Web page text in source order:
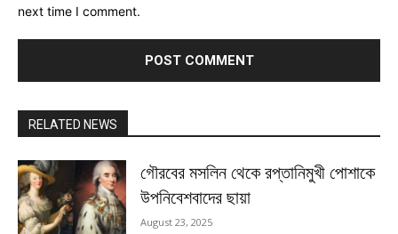
next time I comment.
RELATED NEWS
গৌরবের মসলিন থেকে রপ্তানিমুখী পোশাকে
উপনিবেশবাদের ছায়া
August 23, 2025